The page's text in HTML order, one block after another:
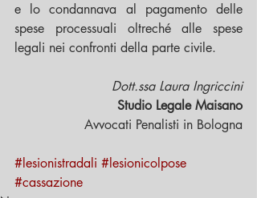
e lo condannava al pagamento delle
spese processuali oltreché alle spese
legali nei confronti della parte civile.
Dott.ssa Laura Ingriccini
Studio Legale Maisano
Avvocati Penalisti in Bologna
#lesionistradali #lesionicolpose
#cassazione